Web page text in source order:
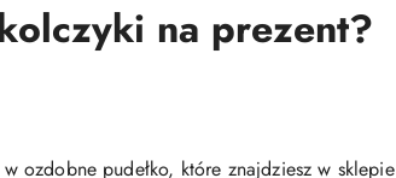
na prezent?
ozdobne pudełko, które znajdziesz w sklepie